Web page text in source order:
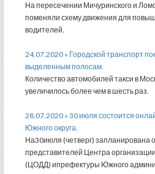
На пересечении Мичуринского и
поменяли схему движения для
водителей.
24.07.2020 » Городской транспорт
выделенным полосам.
Количество автомобилей такси в
увеличилось более чем в шесть раз.
28.07.2020 » 30 июля состоится
Южного округа.
На30июля (четверг) запланирована
представителей Центра
(ЦОДД) ипрефектуры Южного